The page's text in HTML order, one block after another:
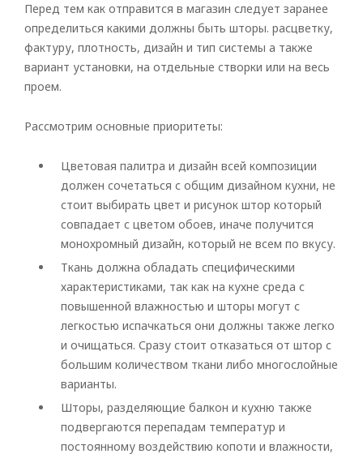
Перед тем как отправится в магазин следует заранее
определиться какими должны быть шторы. расцветку,
фактуру, плотность, дизайн и тип системы а также
вариант установки, на отдельные створки или на весь
проем.
Рассмотрим основные приоритеты:
Цветовая палитра и дизайн всей композиции
должен сочетаться с общим дизайном кухни, не
стоит выбирать цвет и рисунок штор который
совпадает с цветом обоев, иначе получится
монохромный дизайн, который не всем по вкусу.
Ткань должна обладать специфическими
характеристиками, так как на кухне среда с
повышенной влажностью и шторы могут с
легкостью испачкаться они должны также легко
и очищаться. Сразу стоит отказаться от штор с
большим количеством ткани либо многослойные
варианты.
Шторы, разделяющие балкон и кухню также
подвергаются перепадам температур и
постоянному воздействию копоти и влажности,